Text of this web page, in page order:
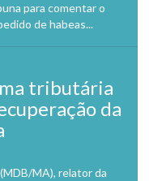
para comentar o
de habeas...
tributária
da
MA), relator da